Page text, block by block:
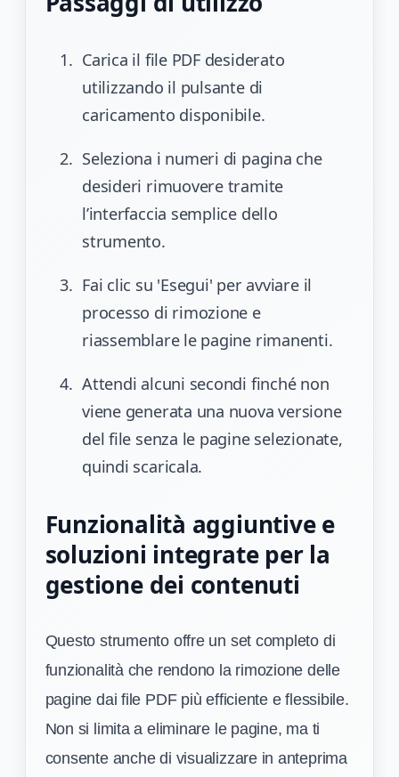
Carica il file PDF desiderato
utilizzando il pulsante di
caricamento disponibile.
Seleziona i numeri di pagina che
desideri rimuovere tramite
l’interfaccia semplice dello
strumento.
Fai clic su 'Esegui' per avviare il
processo di rimozione e
riassemblare le pagine rimanenti.
Attendi alcuni secondi finché non
viene generata una nuova versione
del file senza le pagine selezionate,
quindi scaricala.
Funzionalità aggiuntive e
soluzioni integrate per la
gestione dei contenuti
Questo strumento offre un set completo di
funzionalità che rendono la rimozione delle
pagine dai file PDF più efficiente e flessibile.
Non si limita a eliminare le pagine, ma ti
consente anche di visualizzare in anteprima